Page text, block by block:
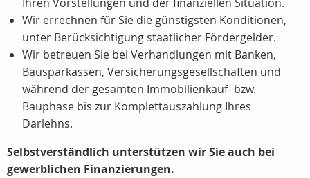
Ihren Vorstellungen und der finanziellen Situation.
Wir errechnen für Sie die günstigsten Konditionen,
unter Berücksichtigung staatlicher Fördergelder.
Wir betreuen Sie bei Verhandlungen mit Banken,
Bausparkassen, Versicherungsgesellschaften und
während der gesamten Immobilienkauf- bzw.
Bauphase bis zur Komplettauszahlung Ihres
Darlehns.
Selbstverständlich unterstützen wir Sie auch bei
gewerblichen Finanzierungen.